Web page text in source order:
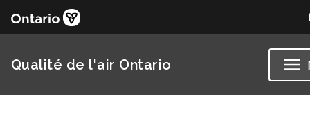
Qualité de l'air Ontario